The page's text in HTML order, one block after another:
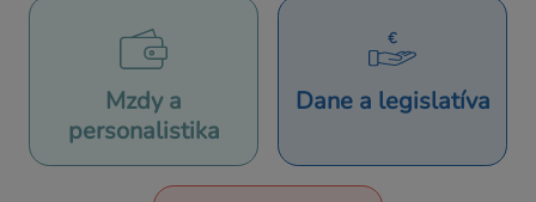
Mzdy a
personalistika
Dane a legislatíva